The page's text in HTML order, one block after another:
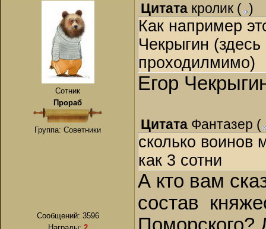
Сотник
Прораб
Группа: Советники
Сообщений: 3596
Цитата кролик ( )
Как например
Чекрыгин
проходилмимо)
Егор
Цитата Фантазер (
сколько воинов
как 3 сотни
А кто вам
состав